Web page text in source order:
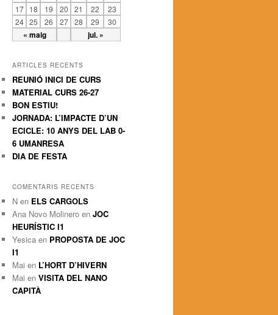
« maig jul. »
17 18 19 20 21 22
23
24 25 26 27 28 29 30
ARTICLES RECENTS
REUNIÓ INICI DE CURS
MATERIAL CURS 26-27
BON ESTIU!
JORNADA: L’IMPACTE D’UN
ECICLE: 10 ANYS DEL LAB 0-
6 UMANRESA
DIA DE FESTA
COMENTARIS RECENTS
N en ELS CARGOLS
Ana Novo Molinero en JOC
HEURÍSTIC I1
Yesica en PROPOSTA DE JOC
I1
Mai en L’HORT D’HIVERN
Mai en VISITA DEL NANO
CAPITÀ